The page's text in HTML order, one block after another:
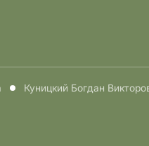
Куницкий Богдан